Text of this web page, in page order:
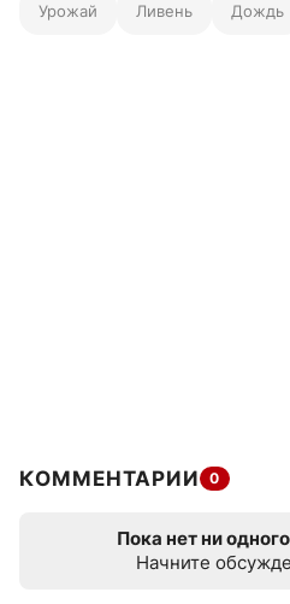
Урожай Ливень Дождь
КОММЕНТАРИИ 0
Пока нет ни
Начните